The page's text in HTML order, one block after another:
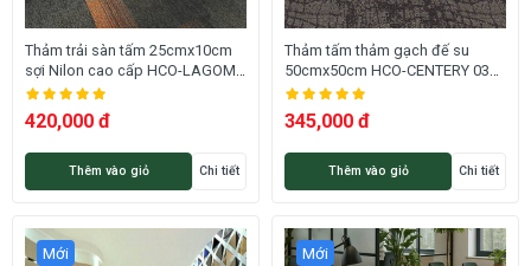
Thảm trải sàn tấm 25cmx10cm
sợi Nilon cao cấp HCO-LAGOM
13 HNM
420,000 đ
Thêm vào giỏ Chi tiết
Thảm tấm thảm gạch đế su
50cmx50cm HCO-CENTERY 03
HNO
345,000 đ
Thêm vào giỏ Chi tiết
Mới Mới